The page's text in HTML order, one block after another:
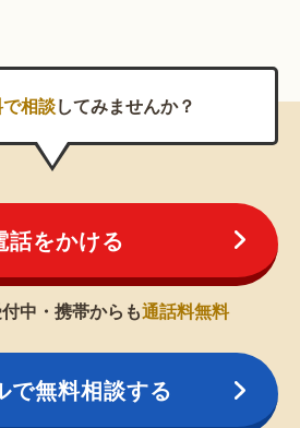
相談してみませんか？
話をかける
中・携帯からも通話料無料
で無料相談する